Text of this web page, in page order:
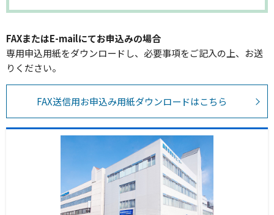
FAXまたはE-mailにてお申込みの場合
専用申込用紙をダウンロードし、必要事項をご記入の上、お送
りください。
FAX送信用お申込み用紙ダウンロードはこちら